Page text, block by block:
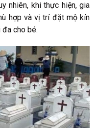
nhiên, khi thực hiện, gia
hợp và vị trí đặt mộ kín
cho bé.